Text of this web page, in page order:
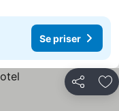
Se priser
Del